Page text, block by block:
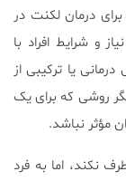
درمان لکنت در
و شرایط افراد با
یا ترکیبی از
روشی که برای یک
مؤثر نباشد.
نکند، اما به فرد